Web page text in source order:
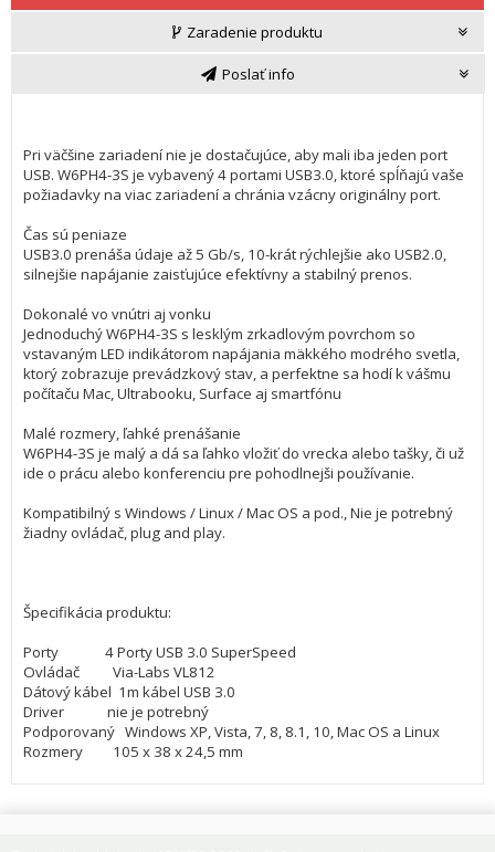
Zaradenie produktu
Poslať info
Pri väčšine zariadení nie je dostačujúce, aby mali iba jeden port
USB. W6PH4-3S je vybavený 4 portami USB3.0, ktoré spĺňajú vaše
požiadavky na viac zariadení a chránia vzácny originálny port.
Čas sú peniaze
USB3.0 prenáša údaje až 5 Gb/s, 10-krát rýchlejšie ako USB2.0,
silnejšie napájanie zaisťujúce efektívny a stabilný prenos.
Dokonalé vo vnútri aj vonku
Jednoduchý W6PH4-3S s lesklým zrkadlovým povrchom so
vstavaným LED indikátorom napájania mäkkého modrého svetla,
ktorý zobrazuje prevádzkový stav, a perfektne sa hodí k vášmu
počítaču Mac, Ultrabooku, Surface aj smartfónu
Malé rozmery, ľahké prenášanie
W6PH4-3S je malý a dá sa ľahko vložiť do vrecka alebo tašky, či už
ide o prácu alebo konferenciu pre pohodlnejši používanie.
Kompatibilný s Windows / Linux / Mac OS a pod., Nie je potrebný
žiadny ovládač, plug and play.
Špecifikácia produktu:
Porty 4 Porty USB 3.0 SuperSpeed
Ovládač Via-Labs VL812
Dátový kábel 1m kábel USB 3.0
Driver nie je potrebný
Podporovaný Windows XP, Vista, 7, 8, 8.1, 10, Mac OS a Linux
Rozmery 105 x 38 x 24,5 mm